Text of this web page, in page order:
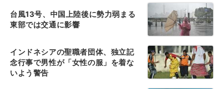
台風13号、中国上陸後に勢力弱まる
東部では交通に影響
インドネシアの聖職者団体、独立記
念行事で男性が「女性の服」を着な
いよう警告